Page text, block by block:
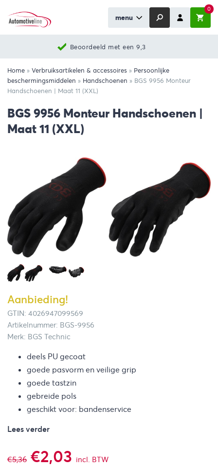
menu
0
Beoordeeld met een 9,3
Home » Verbruiksartikelen & accessoires » Persoonlijke
beschermingsmiddelen » Handschoenen » BGS 9956 Monteur
Handschoenen | Maat 11 (XXL)
BGS 9956 Monteur Handschoenen |
Maat 11 (XXL)
Aanbieding!
GTIN: 4026947099569
Artikelnummer: BGS-9956
Merk: BGS Technic
deels PU gecoat
goede pasvorm en veilige grip
goede tastzin
gebreide pols
geschikt voor: bandenservice
Lees verder
€5,36 Oorspronkelijke
€2,03 Huidige
incl. BTW